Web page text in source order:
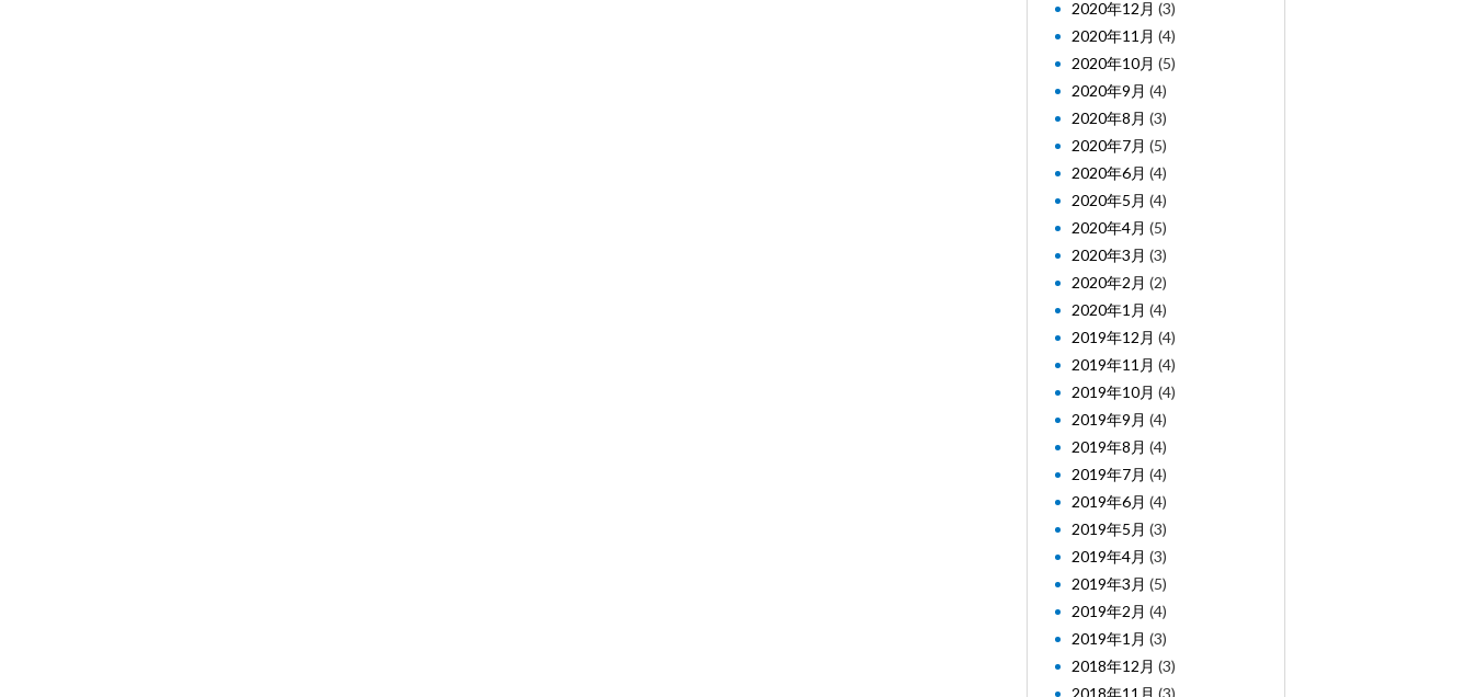
2020年12月 (3)
2020年11月 (4)
2020年10月 (5)
2020年9月 (4)
2020年8月 (3)
2020年7月 (5)
2020年6月 (4)
2020年5月 (4)
2020年4月 (5)
2020年3月 (3)
2020年2月 (2)
2020年1月 (4)
2019年12月 (4)
2019年11月 (4)
2019年10月 (4)
2019年9月 (4)
2019年8月 (4)
2019年7月 (4)
2019年6月 (4)
2019年5月 (3)
2019年4月 (3)
2019年3月 (5)
2019年2月 (4)
2019年1月 (3)
2018年12月 (3)
2018年11月 (3)